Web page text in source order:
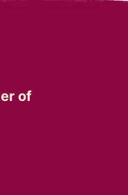
of